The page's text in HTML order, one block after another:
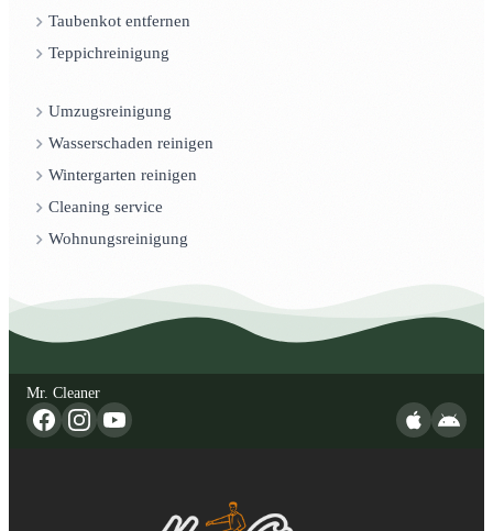
Taubenkot entfernen
Teppichreinigung
Umzugsreinigung
Wasserschaden reinigen
Wintergarten reinigen
Cleaning service
Wohnungsreinigung
Mr. Cleaner